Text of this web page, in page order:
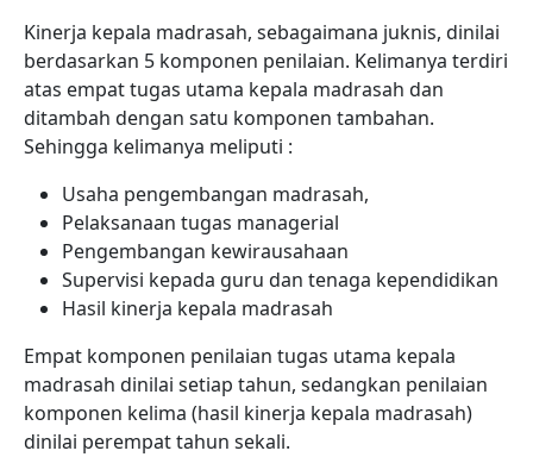
Kinerja kepala madrasah, sebagaimana juknis, dinilai
berdasarkan 5 komponen penilaian. Kelimanya terdiri
atas empat tugas utama kepala madrasah dan
ditambah dengan satu komponen tambahan.
Sehingga kelimanya meliputi :
Usaha pengembangan madrasah,
Pelaksanaan tugas managerial
Pengembangan kewirausahaan
Supervisi kepada guru dan tenaga kependidikan
Hasil kinerja kepala madrasah
Empat komponen penilaian tugas utama kepala
madrasah dinilai setiap tahun, sedangkan penilaian
komponen kelima (hasil kinerja kepala madrasah)
dinilai perempat tahun sekali.